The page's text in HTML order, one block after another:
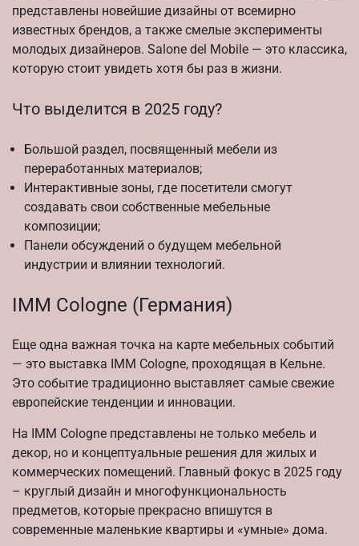
представлены новейшие дизайны от всемирно
известных брендов, а также смелые эксперименты
молодых дизайнеров. Salone del Mobile — это классика,
которую стоит увидеть хотя бы раз в жизни.
Что выделится в 2025 году?
Большой раздел, посвященный мебели из
переработанных материалов;
Интерактивные зоны, где посетители смогут
создавать свои собственные мебельные
композиции;
Панели обсуждений о будущем мебельной
индустрии и влиянии технологий.
IMM Cologne (Германия)
Еще одна важная точка на карте мебельных событий
— это выставка IMM Cologne, проходящая в Кельне.
Это событие традиционно выставляет самые свежие
европейские тенденции и инновации.
На IMM Cologne представлены не только мебель и
декор, но и концептуальные решения для жилых и
коммерческих помещений. Главный фокус в 2025 году
– круглый дизайн и многофункциональность
предметов, которые прекрасно впишутся в
современные маленькие квартиры и «умные» дома.